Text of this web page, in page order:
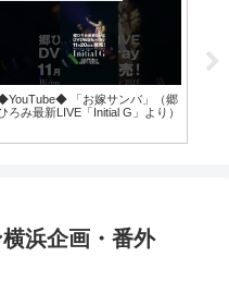
「お嫁サンバ」（郷
ろみ最新LIVE「Initial G」より）
浜企画・番外